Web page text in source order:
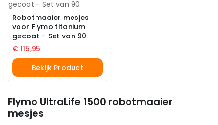
Robotmaaier mesjes
voor Flymo titanium
gecoat – Set van 90
€ 115,95
Bekijk Product
Flymo UltraLife 1500 robotmaaier
mesjes